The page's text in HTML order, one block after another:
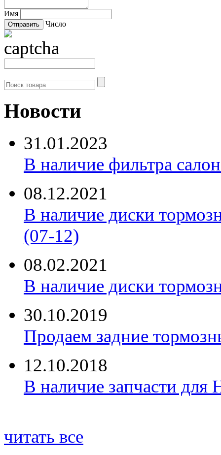
Имя
Число
Новости
31.01.2023
В наличие фильтра
08.12.2021
В наличие диски
(07-12)
08.02.2021
В наличие диски
30.10.2019
Продаем задние
12.10.2018
В наличие запчасти для
читать все